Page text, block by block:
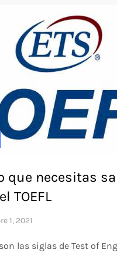
que necesitas
TOEFL
son las siglas de Test of